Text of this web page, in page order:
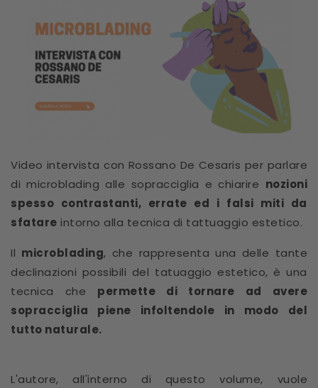
Video intervista con Rossano De Cesaris per parlare
di microblading alle sopracciglia e chiarire nozioni
spesso contrastanti, errate ed i falsi miti da
sfatare intorno alla tecnica di tattuaggio estetico.
Il microblading, che rappresenta una delle tante
declinazioni possibili del tatuaggio estetico, è una
tecnica che permette di tornare ad avere
sopracciglia piene infoltendole in modo del
tutto naturale.
L'autore, all'interno di questo volume, vuole